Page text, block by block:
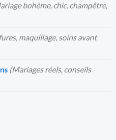
bohème, chic, champêtre,
maquillage, soins avant
(Mariages réels, conseils